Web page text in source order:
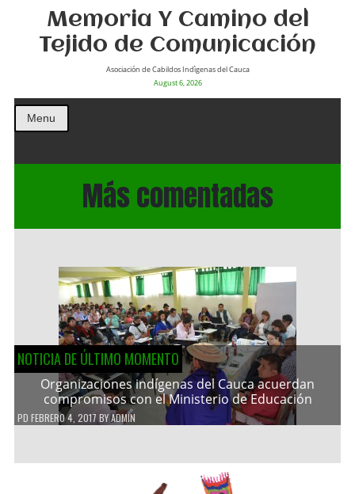
Memoria Y Camino del
Tejido de Comunicación
Asociación de Cabildos Indìgenas del Cauca
August 6, 2026
Menu
Más comentadas
NOTICIA DE ÚLTIMO MOMENTO
Organizaciones indígenas del Cauca acuerdan
compromisos con el Ministerio de Educación
PD FEBRERO 4, 2017 BYADMIN